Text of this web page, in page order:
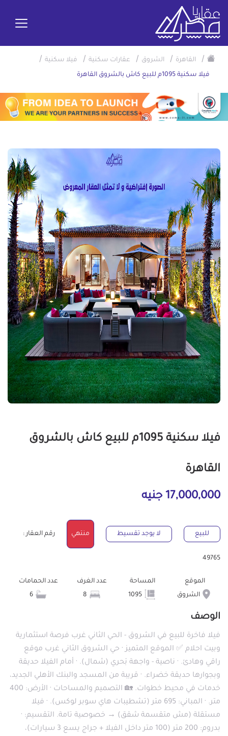
/ القاهرة / الشروق / عقارات سكنية / فيلا سكنية /
فيلا سكنية 1095م للبيع كاش بالشروق القاهرة
فيلا سكنية 1095م للبيع كاش بالشروق
القاهرة
17,000,000 جنيه
للبيع لا يوجد تقسيط منتهي رقم العقار :
49765
الموقع
الشروق
المساحة
عدد الغرف
عدد الحمامات
6
الوصف
فيلا فاخرة للبيع في الشروق - الحي الثاني غرب فرصة استثمارية
وبيت احلام ✅ الموقع المتميز · حي الشروق الثاني غرب موقع
راقي وهادئ. · ناصية - واجهة بَحري (شمال). · أمام الفيلا حديقة
وبجوارها حديقة خضراء. · قريبة من المسجد والبنك الأهلي الجديد،
خدمات في محيط خطوات. 🏡 التصميم والمساحات · الأرض: 400
متر. · المباني: 695 متر (تشطيبات هاي سوبر لوكس). · فيلا
مستقلة (مش متقسمة شقق) → خصوصية تامة. التقسيم: ·
بدروم: 200 متر (100 متر داخل الفيلا + جراج يسع 3 سيارات)،